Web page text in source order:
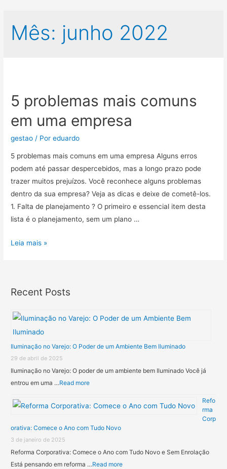
Mês: junho 2022
5 problemas mais comuns
em uma empresa
gestao / Poreduardo
5 problemas mais comuns em uma empresa Alguns erros
podem até passar despercebidos, mas a longo prazo pode
trazer muitos prejuízos. Você reconhece alguns problemas
dentro da sua empresa? Veja as dicas e deixe de cometê-los.
1. Falta de planejamento ? O primeiro e essencial item desta
lista é o planejamento, sem um plano …
Leia mais »
Recent Posts
Iluminação no Varejo: O Poder de um Ambiente Bem Iluminado
29 de abril de 2025
Iluminação no Varejo: O poder de um ambiente bem Iluminado Você já
entrou em uma …Read more
Refo
rma
Corp
orativa: Comece o Ano com Tudo Novo
3 de janeiro de 2025
Reforma Corporativa: Comece o Ano com Tudo Novo e Sem Enrolação
Está pensando em reforma …Read more